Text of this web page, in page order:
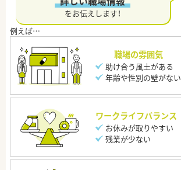
をお伝えします！
職場の雰囲気
助け合う風土がある
年齢や性別の壁がない
ワークライフバランス
お休みが取りやすい
残業が少ない